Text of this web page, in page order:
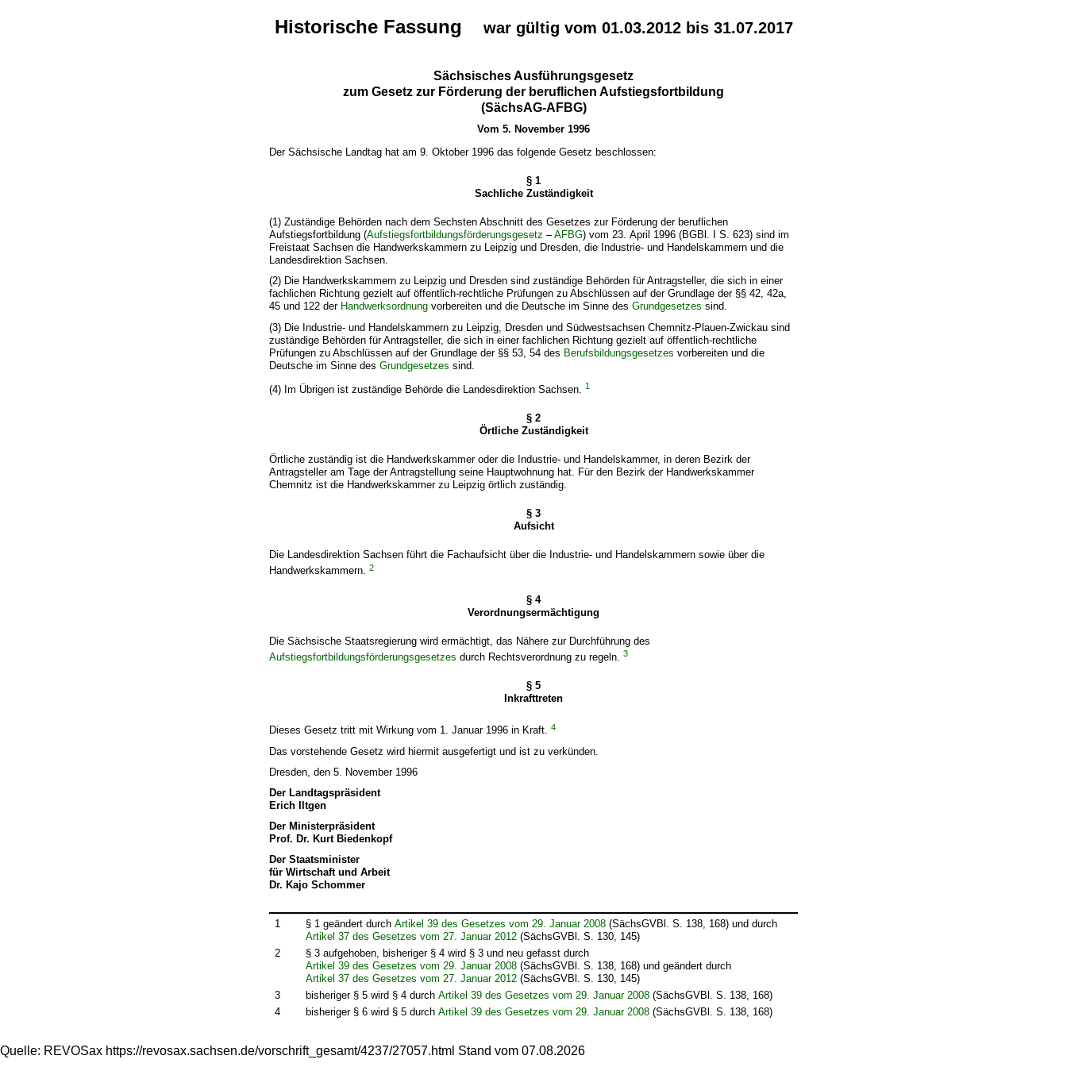
Historische Fassung war gültig vom 01.03.2012 bis 31.07.2017
Sächsisches Ausführungsgesetz
zum Gesetz zur Förderung der beruflichen Aufstiegsfortbildung
(SächsAG-AFBG)
Vom 5. November 1996
Der Sächsische Landtag hat am 9. Oktober 1996 das folgende Gesetz beschlossen:
§ 1
Sachliche Zuständigkeit
(1) Zuständige Behörden nach dem Sechsten Abschnitt des Gesetzes zur Förderung der beruflichen
Aufstiegsfortbildung (Aufstiegsfortbildungsförderungsgesetz –AFBG) vom 23. April 1996 (BGBl. I S. 623) sind im
Freistaat Sachsen die Handwerkskammern zu Leipzig und Dresden, die Industrie- und Handelskammern und die
Landesdirektion Sachsen.
(2) Die Handwerkskammern zu Leipzig und Dresden sind zuständige Behörden für Antragsteller, die sich in einer
fachlichen Richtung gezielt auf öffentlich-rechtliche Prüfungen zu Abschlüssen auf der Grundlage der §§ 42, 42a,
45 und 122 der Handwerksordnung vorbereiten und die Deutsche im Sinne desGrundgesetzes sind.
(3) Die Industrie- und Handelskammern zu Leipzig, Dresden und Südwestsachsen Chemnitz-Plauen-Zwickau sind
zuständige Behörden für Antragsteller, die sich in einer fachlichen Richtung gezielt auf öffentlich-rechtliche
Prüfungen zu Abschlüssen auf der Grundlage der §§ 53, 54 des Berufsbildungsgesetzes vorbereiten und die
Deutsche im Sinne desGrundgesetzes sind.
(4) Im Übrigen ist zuständige Behörde die Landesdirektion Sachsen.1
§ 2
Örtliche Zuständigkeit
Örtliche zuständig ist die Handwerkskammer oder die Industrie- und Handelskammer, in deren Bezirk der
Antragsteller am Tage der Antragstellung seine Hauptwohnung hat. Für den Bezirk der Handwerkskammer
Chemnitz ist die Handwerkskammer zu Leipzig örtlich zuständig.
§ 3
Aufsicht
Die Landesdirektion Sachsen führt die Fachaufsicht über die Industrie- und Handelskammern sowie über die
Handwerkskammern.2
§ 4
Verordnungsermächtigung
Die Sächsische Staatsregierung wird ermächtigt, das Nähere zur Durchführung des
Aufstiegsfortbildungsförderungsgesetzes durch Rechtsverordnung zu regeln.3
§ 5
Inkrafttreten
Dieses Gesetz tritt mit Wirkung vom 1. Januar 1996 in Kraft.4
Das vorstehende Gesetz wird hiermit ausgefertigt und ist zu verkünden.
Dresden, den 5. November 1996
Der Landtagspräsident
Erich Iltgen
Der Ministerpräsident
Prof. Dr. Kurt Biedenkopf
Der Staatsminister
für Wirtschaft und Arbeit
Dr. Kajo Schommer
1 § 1 geändert durchArtikel 39 des Gesetzes vom 29. Januar 2008 (SächsGVBl. S. 138, 168) und durch
Artikel 37 des Gesetzes vom 27. Januar 2012 (SächsGVBl. S. 130, 145)
2
§ 3 aufgehoben, bisheriger § 4 wird § 3 und neu gefasst durch
Artikel 39 des Gesetzes vom 29. Januar 2008 (SächsGVBl. S. 138, 168) und geändert durch
Artikel 37 des Gesetzes vom 27. Januar 2012 (SächsGVBl. S. 130, 145)
3
bisheriger § 5 wird § 4 durchArtikel 39 des Gesetzes vom 29. Januar 2008 (SächsGVBl. S. 138, 168)
4
bisheriger § 6 wird § 5 durchArtikel 39 des Gesetzes vom 29. Januar 2008 (SächsGVBl. S. 138, 168)
Quelle: REVOSax https://revosax.sachsen.de/vorschrift_gesamt/4237/27057.html Stand vom 07.08.2026